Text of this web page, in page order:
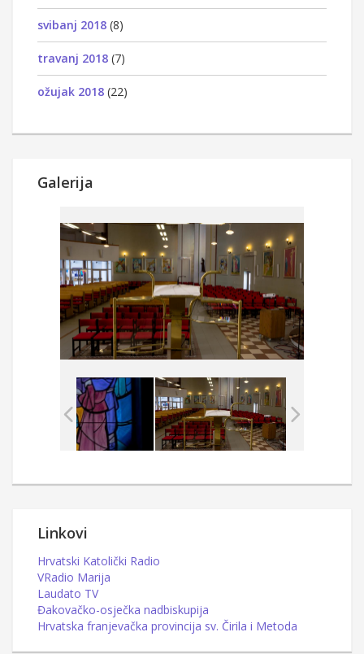
svibanj 2018 (8)
travanj 2018 (7)
ožujak 2018 (22)
Galerija
Linkovi
Hrvatski Katolički Radio
VRadio Marija
Laudato TV
Đakovačko-osječka nadbiskupija
Hrvatska franjevačka provincija sv. Čirila i Metoda